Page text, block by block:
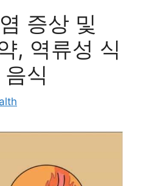
증상 및
, 역류성 식
식